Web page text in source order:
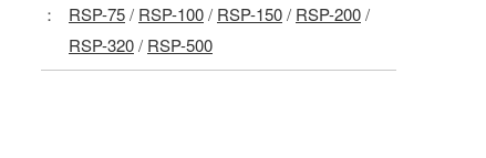
： RSP-75/ RSP-100/ RSP-150/ RSP-200/
RSP-320/ RSP-500